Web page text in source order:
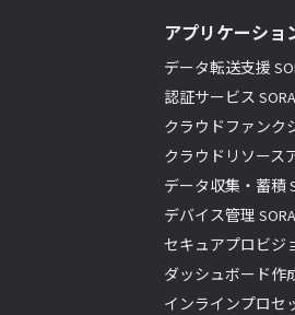
アプリケーショ
データ転送支援
認証サービス
クラウドファンク
クラウドリソース
データ収集・蓄積
デバイス管理
セキュアプロビジ
ダッシュボード作
インラインプロセ